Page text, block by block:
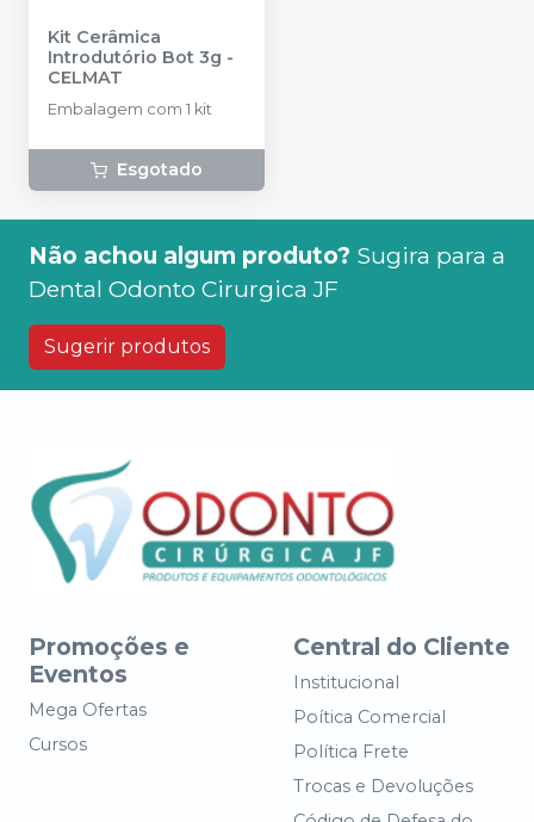
Kit Cerâmica
Introdutório Bot 3g -
CELMAT
Embalagem com 1 kit
Esgotado
Não achou algum produto? Sugira para a
Dental Odonto Cirurgica JF
Sugerir produtos
Promoções e
Eventos
Mega Ofertas
Cursos
Central do Cliente
Institucional
Poítica Comercial
Política Frete
Trocas e Devoluções